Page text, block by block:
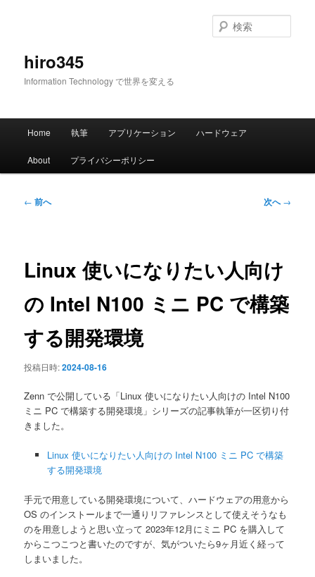
hiro345
Information Technology で世界を変える
索
メ
Home 執筆 アプリケーション ハードウェア
About プライバシーポリシー
投
ー
ョ
← 前へ 次へ→
Linux 使いになりたい人向け
の Intel N100 ミニ PC で構築
する開発環境
投稿日時:2024-08-16
Zenn で公開している「Linux 使いになりたい人向けの Intel N100
ミニ PC で構築する開発環境」シリーズの記事執筆が一区切り付
きました。
Linux 使いになりたい人向けの Intel N100 ミニ PC で構築
する開発環境
手元で用意している開発環境について、ハードウェアの用意から
OS のインストールまで一通りリファレンスとして使えそうなも
のを用意しようと思い立って 2023年12月にミニ PC を購入して
からこつこつと書いたのですが、気がついたら9ヶ月近く経って
しまいました。